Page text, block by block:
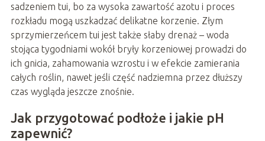
sadzeniem tui, bo za wysoka zawartość azotu i proces
rozkładu mogą uszkadzać delikatne korzenie. Złym
sprzymierzeńcem tui jest także słaby drenaż – woda
stojąca tygodniami wokół bryły korzeniowej prowadzi do
ich gnicia, zahamowania wzrostu i w efekcie zamierania
całych roślin, nawet jeśli część nadziemna przez dłuższy
czas wygląda jeszcze znośnie.
Jak przygotować podłoże i jakie pH
zapewnić?